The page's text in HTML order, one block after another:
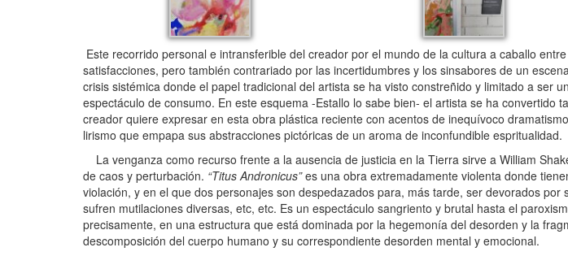
Este recorrido personal e intransferible del creador por el mundo de la cultura a caballo
satisfacciones, pero también contrariado por las incertidumbres y los sinsabores de un
crisis sistémica donde el papel tradicional del artista se ha visto constreñido y limitado a ser
espectáculo de consumo. En este esquema -Estallo lo sabe bien- el artista se ha convertido
creador quiere expresar en esta obra plástica reciente con acentos de inequívoco
lirismo que empapa sus abstracciones pictóricas de un aroma de inconfundible espritualidad.
La venganza como recurso frente a la ausencia de justicia en la Tierra sirve a William
de caos y perturbación. “Titus Andronicus”es una obra extremadamente violenta donde
violación, y en el que dos personajes son despedazados para, más tarde, ser devorados
sufren mutilaciones diversas, etc, etc. Es un espectáculo sangriento y brutal hasta el
precisamente, en una estructura que está dominada por la hegemonía del desorden y la
descomposición del cuerpo humano y su correspondiente desorden mental y emocional.